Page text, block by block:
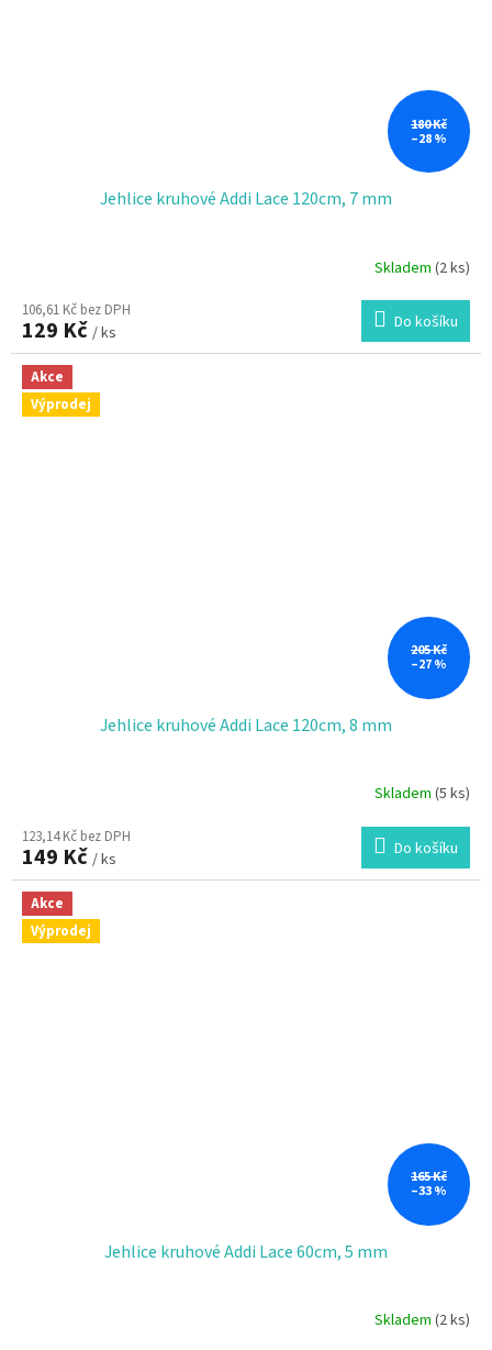
180 Kč
–28 %
Jehlice kruhové Addi Lace 120cm, 7 mm
Skladem (2 ks)
106,61 Kč bez DPH
129 Kč / ks Do košíku
Akce
Výprodej
205 Kč
–27 %
Jehlice kruhové Addi Lace 120cm, 8 mm
Skladem (5 ks)
123,14 Kč bez DPH
149 Kč / ks Do košíku
Akce
Výprodej
165 Kč
–33 %
Jehlice kruhové Addi Lace 60cm, 5 mm
Skladem (2 ks)